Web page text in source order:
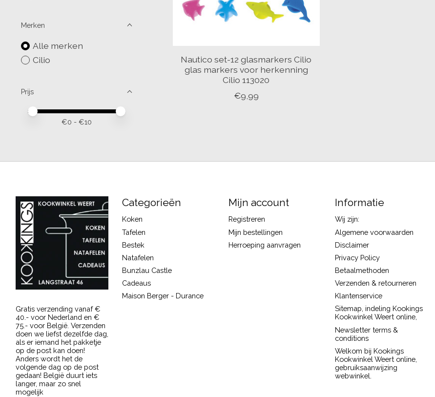
Merken
Alle merken
Cilio
Prijs
Minimale prijswaarde
Price maximum value
€0 - €10
Nautico set-12 glasmarkers Cilio
glas markers voor herkenning
Cilio 113020
€9,99
Gratis verzending vanaf €
40.- voor Nederland en €
75.- voor België. Verzenden
doen we liefst dezelfde dag,
als er iemand het pakketje
op de post kan doen!
Anders wordt het de
volgende dag op de post
gedaan! België duurt iets
langer, maar zo snel
mogelijk
Categorieën
Koken
Tafelen
Bestek
Natafelen
Bunzlau Castle
Cadeaus
Maison Berger - Durance
Mijn account
Registreren
Mijn bestellingen
Herroeping aanvragen
Informatie
Wij zijn:
Algemene voorwaarden
Disclaimer
Privacy Policy
Betaalmethoden
Verzenden & retourneren
Klantenservice
Sitemap, indeling Kookings
Kookwinkel Weert online,
Newsletter terms &
conditions
Welkom bij Kookings
Kookwinkel Weert online,
gebruiksaanwijzing
webwinkel.